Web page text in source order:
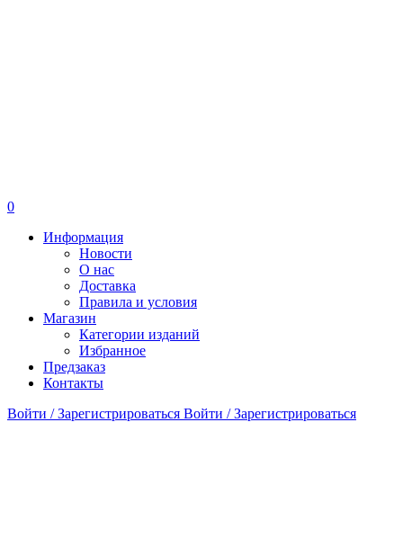
0
Информация
Новости
О нас
Доставка
Правила и условия
Магазин
Категории изданий
Избранное
Предзаказ
Контакты
Войти / Зарегистрироваться Войти / Зарегистрироваться